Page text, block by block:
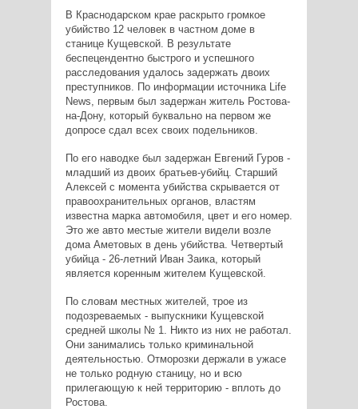
В Краснодарском крае раскрыто громкое
убийство 12 человек в частном доме в
станице Кущевской. В результате
беспецендентно быстрого и успешного
расследования удалось задержать двоих
преступников. По информации источника Life
News, первым был задержан житель Ростова-
на-Дону, который буквально на первом же
допросе сдал всех своих подельников.
По его наводке был задержан Евгений Гуров -
младший из двоих братьев-убийц. Старший
Алексей с момента убийства скрывается от
правоохранительных органов, властям
известна марка автомобиля, цвет и его номер.
Это же авто местые жители видели возле
дома Аметовых в день убийства. Четвертый
убийца - 26-летний Иван Заика, который
является коренным жителем Кущевской.
По словам местных жителей, трое из
подозреваемых - выпускники Кущевской
средней школы № 1. Никто из них не работал.
Они занимались только криминальной
деятельностью. Отморозки держали в ужасе
не только родную станицу, но и всю
прилегающую к ней территорию - вплоть до
Ростова.